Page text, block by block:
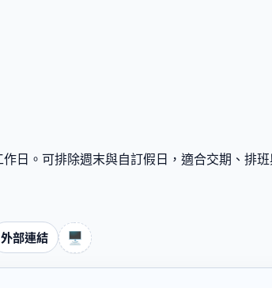
外部連結 🖥️
日。可排除週末與自訂假日，適合交期、排班